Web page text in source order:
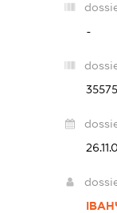
-